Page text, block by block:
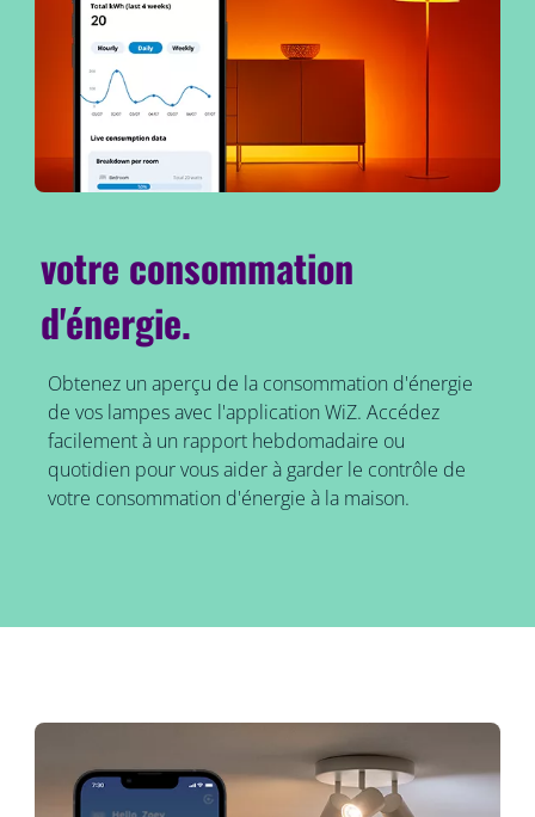
votre consommation
d'énergie.
Obtenez un aperçu de la consommation d'énergie
de vos lampes avec l'application WiZ. Accédez
facilement à un rapport hebdomadaire ou
quotidien pour vous aider à garder le contrôle de
votre consommation d'énergie à la maison.